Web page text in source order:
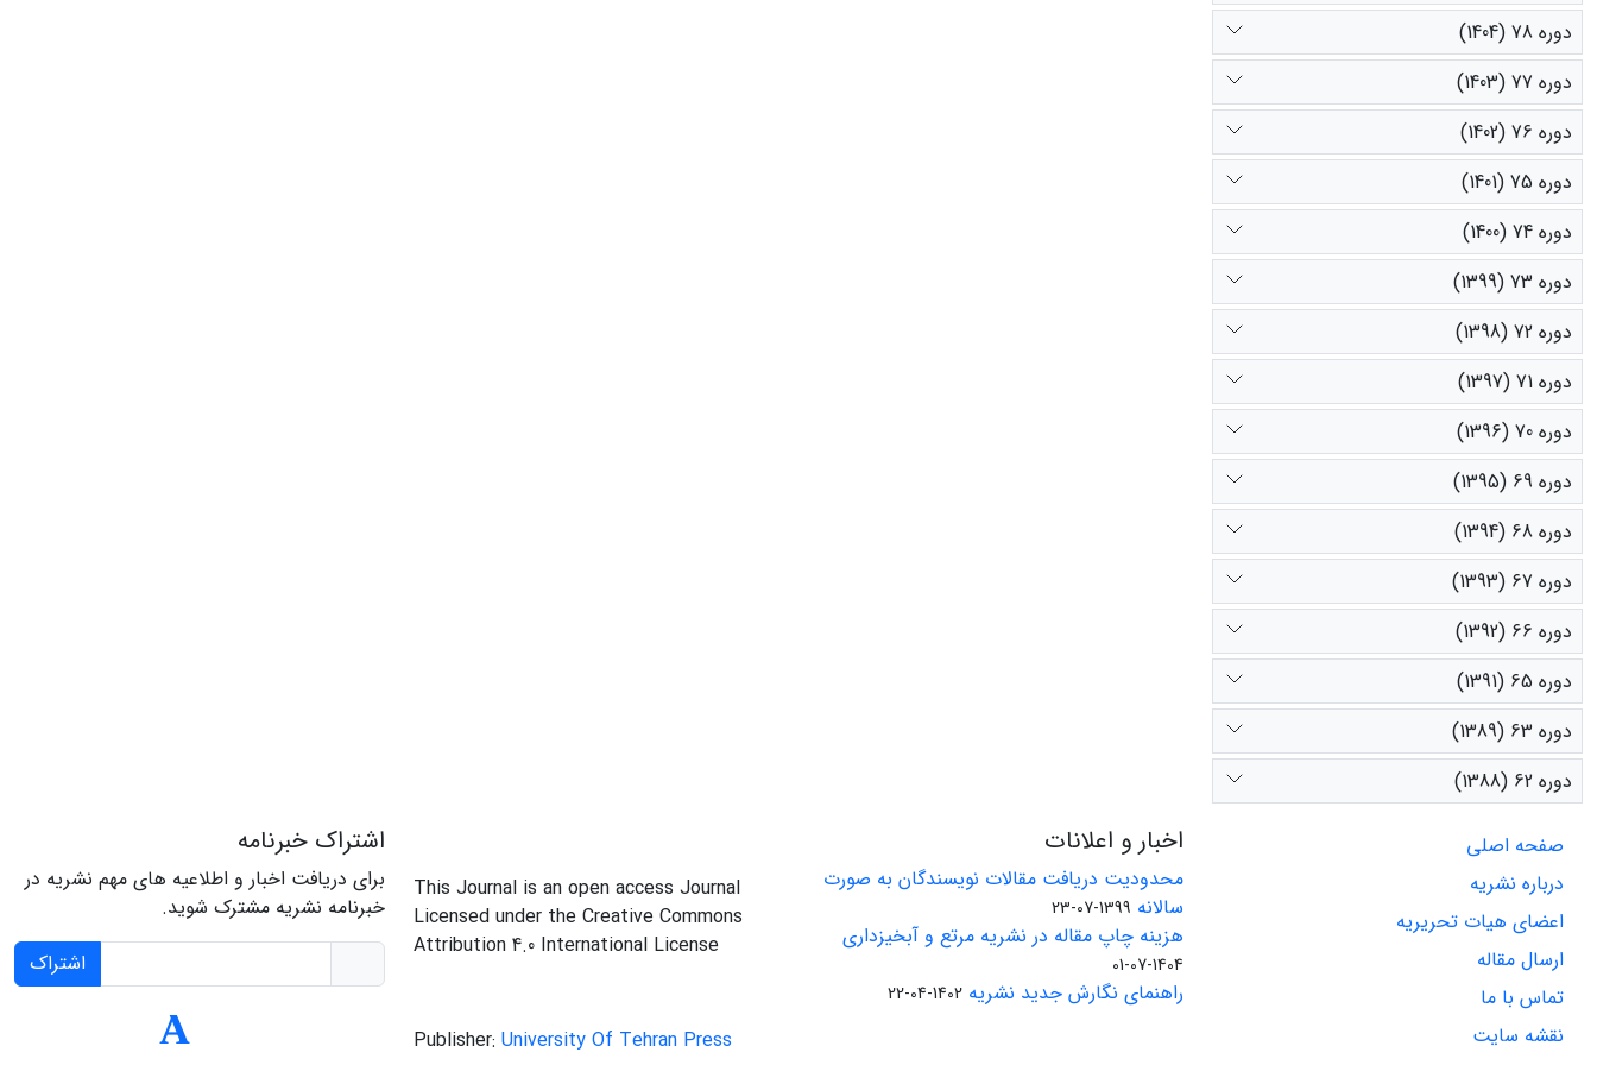
دوره 78 (1404)
دوره 77 (1403)
دوره 76 (1402)
دوره 75 (1401)
دوره 74 (1400)
دوره 73 (1399)
دوره 72 (1398)
دوره 71 (1397)
دوره 70 (1396)
دوره 69 (1395)
دوره 68 (1394)
دوره 67 (1393)
دوره 66 (1392)
دوره 65 (1391)
دوره 63 (1389)
دوره 62 (1388)
صفحه اصلی
درباره نشریه
اعضای هیات تحریریه
ارسال مقاله
تماس با ما
نقشه سایت
اخبار و اعلانات
محدودیت دریافت مقالات نویسندگان به صورت
سالانه 1399-07-23
هزینه چاپ مقاله در نشریه مرتع و آبخیزداری
1404-07-01
راهنمای نگارش جدید نشریه 1402-04-22
This Journal is an open access Journal
Licensed under the Creative Commons
Attribution 4.0 International License
Publisher: University Of Tehran Press
اشتراک خبرنامه
برای دریافت اخبار و اطلاعیه های مهم نشریه در
خبرنامه نشریه مشترک شوید.
اشتراک